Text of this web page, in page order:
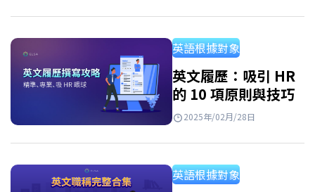
或親人, 朋友英文信件範例等。 英文信件範例結
構 如何撰寫英文信件的主旨 (English Letter
Subject) 主旨 (Subject) 是對信件主要內容的
簡要概括，尤其在email中非常重要。一條清晰
Application for…
英語根據對象
英文履歷：吸引 HR
的 10 項原則與技巧
2025年/02月/28日
英語根據對象